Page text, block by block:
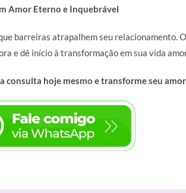
Amor Eterno e Inquebrável
barreiras atrapalhem seu relacionamento. O
e dê início à transformação em sua vida
consulta hoje mesmo e transforme seu